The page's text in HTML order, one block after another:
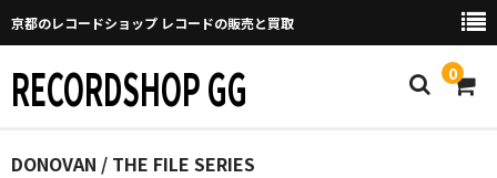
京都のレコードショップ レコードの販売と買取
RECORDSHOP GG 0
Home
DONOVAN / THE FILE SERIES